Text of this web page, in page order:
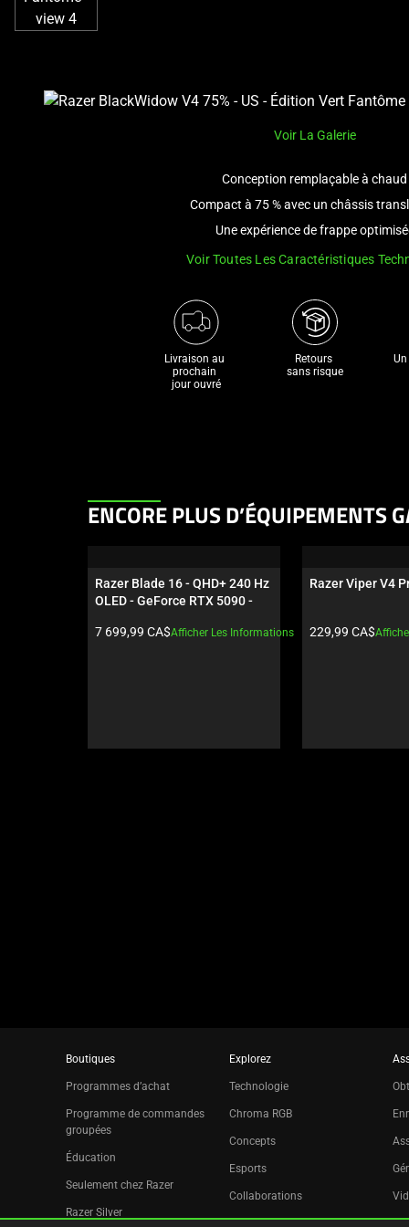
Voir La Galerie
Conception remplaçable à chaud
Compact à 75 % avec un châssis
Une expérience de frappe
Voir Toutes Les Caractéristiques
Livraison au
prochain
jour ouvré
Retours
sans risque
This
carousel.
Use
and
or
ENCORE PLUS D’ÉQUIPEMENTS
Razer Blade 16 - QHD+ 240 Hz
OLED - GeForce RTX 5090 -
Prix du produit:
7 699,99 CA$Afficher Les Informations
Razer Viper V4
Prix du produit:
229,99 CA$
Boutiques
Programmes d’achat
Programme de commandes
groupées
Éducation
Seulement chez Razer
Razer Silver
Explorez
Technologie
Chroma RGB
Concepts
Esports
Collaborations